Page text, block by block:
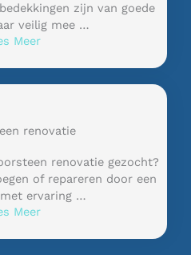
zijn van goede
veilig mee …
Meer
renovatie
renovatie gezocht?
of repareren door een
ervaring …
Meer